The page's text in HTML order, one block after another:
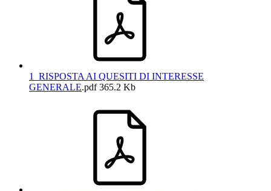
1_RISPOSTA AI QUESITI DI INTERESSE
GENERALE.pdf365.2 Kb